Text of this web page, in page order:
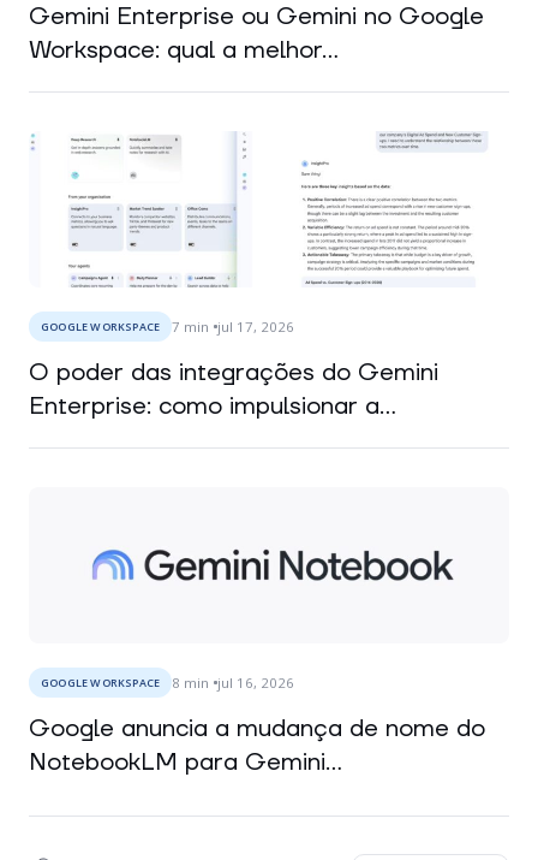
Gemini Enterprise ou Gemini no Google
Workspace: qual a melhor...
GOOGLE WORKSPACE 7 min jul 17, 2026
O poder das integrações do Gemini
Enterprise: como impulsionar a...
GOOGLE WORKSPACE 8 min jul 16, 2026
Google anuncia a mudança de nome do
NotebookLM para Gemini...